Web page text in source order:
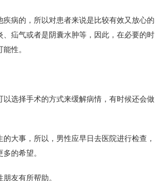
病的，所以对患者来说是比较有效又放心的
疝气或者是阴囊水肿等，因此，在必要的时
性。
选择手术的方式来缓解病情，有时候还会做
事，所以，男性应早日去医院进行检查，
的希望。
友有所帮助。